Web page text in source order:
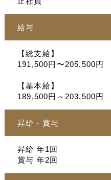
給与
【総支給】
191,500円〜205,500円
【基本給】
189,500円～203,500円
昇給・賞与
昇給 年1回
賞与 年2回